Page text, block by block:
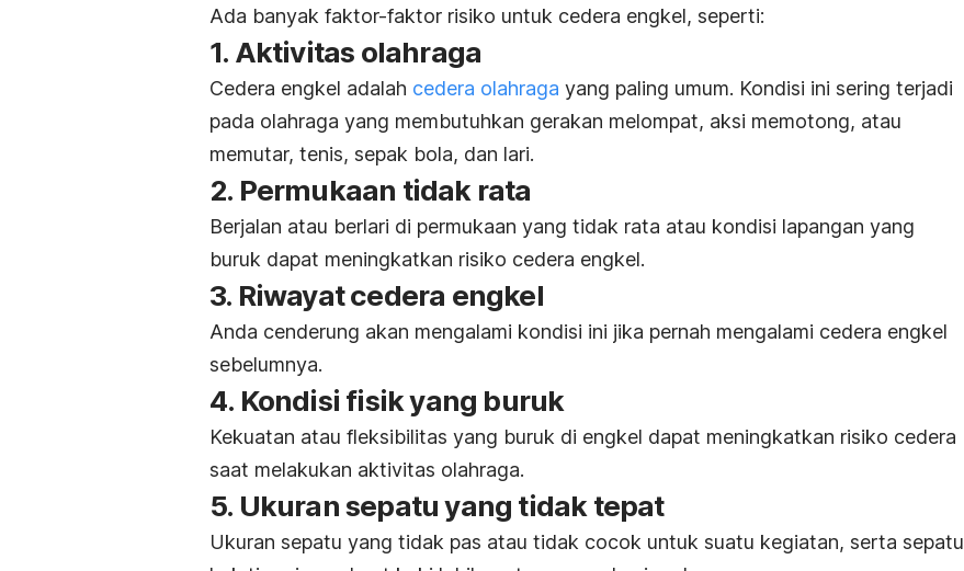
Ada banyak faktor-faktor risiko untuk cedera engkel, seperti:
1. Aktivitas olahraga
Cedera engkel adalah cedera olahraga yang paling umum. Kondisi ini sering terjadi
pada olahraga yang membutuhkan gerakan melompat, aksi memotong, atau
memutar, tenis, sepak bola, dan lari.
2. Permukaan tidak rata
Berjalan atau berlari di permukaan yang tidak rata atau kondisi lapangan yang
buruk dapat meningkatkan risiko cedera engkel.
3. Riwayat cedera engkel
Anda cenderung akan mengalami kondisi ini jika pernah mengalami cedera engkel
sebelumnya.
4. Kondisi fisik yang buruk
Kekuatan atau fleksibilitas yang buruk di engkel dapat meningkatkan risiko cedera
saat melakukan aktivitas olahraga.
5. Ukuran sepatu yang tidak tepat
Ukuran sepatu yang tidak pas atau tidak cocok untuk suatu kegiatan, serta sepatu